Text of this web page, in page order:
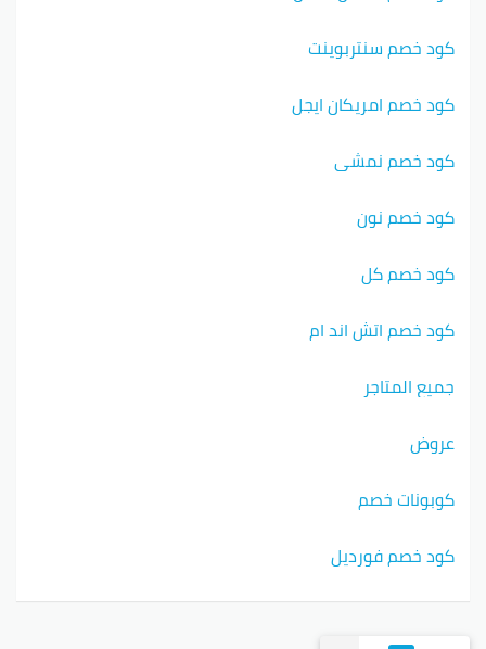
كود خصم سنتربوينت
كود خصم امريكان ايجل
كود خصم نمشي
كود خصم نون
كود خصم كل
كود خصم اتش اند ام
جميع المتاجر
عروض
كوبونات خصم
كود خصم فورديل